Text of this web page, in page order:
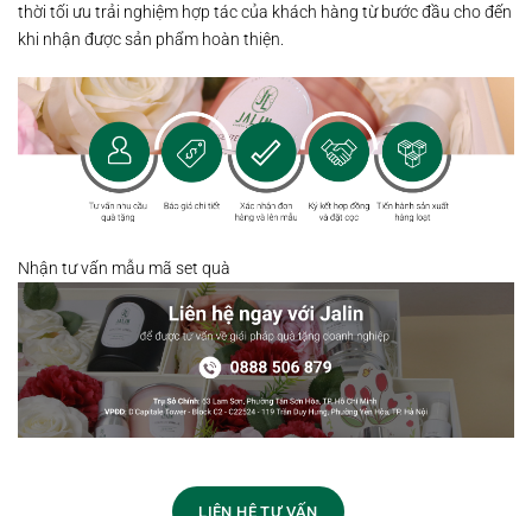
thời tối ưu trải nghiệm hợp tác của khách hàng từ bước đầu cho đến
khi nhận được sản phẩm hoàn thiện.
Nhận tư vấn mẫu mã set quà
LIÊN HỆ TƯ VẤN